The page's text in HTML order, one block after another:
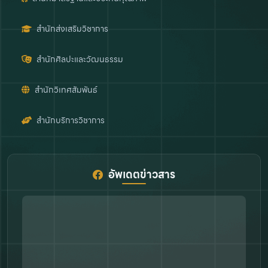
สำนักส่งเสริมวิชาการ
สำนักศิลปะและวัฒนธรรม
สำนักวิเทศสัมพันธ์
สำนักบริการวิชาการ
อัพเดตข่าวสาร